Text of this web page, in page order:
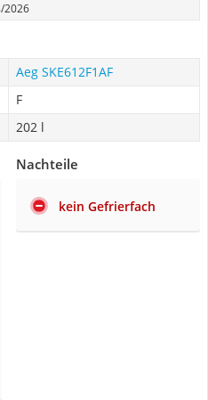
2026
Aeg SKE612F1AF
F
202 l
Nachteile
kein Gefrierfach